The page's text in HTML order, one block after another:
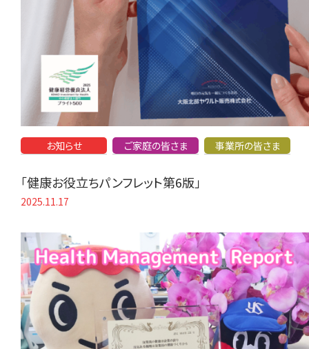
お知らせ ご家庭の皆さま 事業所の皆さま
「健康お役立ちパンフレット第6版」
2025.11.17